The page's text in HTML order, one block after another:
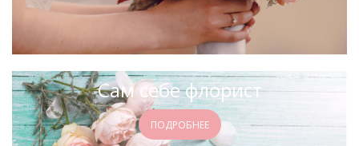
Сам себе флорист
ПОДРОБНЕЕ